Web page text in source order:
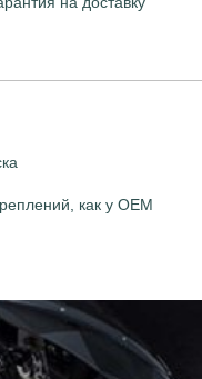
как у OEM